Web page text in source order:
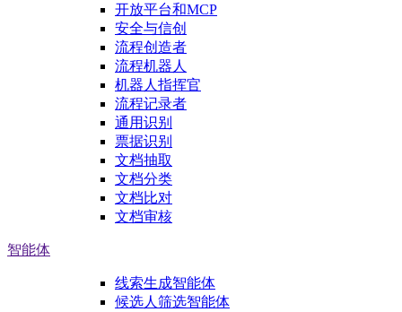
开放平台和MCP
安全与信创
流程创造者
流程机器人
机器人指挥官
流程记录者
通用识别
票据识别
文档抽取
文档分类
文档比对
文档审核
智能体
线索生成智能体
候选人筛选智能体